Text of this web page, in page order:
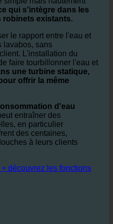
mais hautement
qui s'intègre dans les
existants.
le rapport entre l'eau et
lavabos, sans
L'installation du
faire tourbillonner l'eau et
offrir la même
d'eau
entraîner des
en particulier
des centaines,
à leurs clients